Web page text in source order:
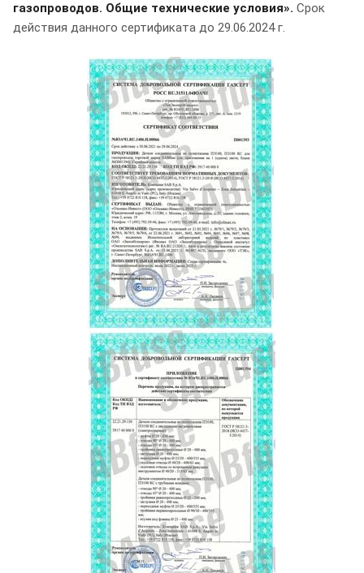
газопроводов. Общие технические условия». Срок
действия данного сертификата до 29.06.2024 г.